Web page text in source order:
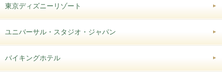
東京ディズニーリゾート
ユニバーサル・スタジオ・ジャパン
バイキングホテル